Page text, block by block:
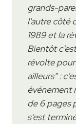
grands-
l'autre côté
1989 et la
Bientôt
révolte
ailleurs" :
événement
de 6 pages
s’est